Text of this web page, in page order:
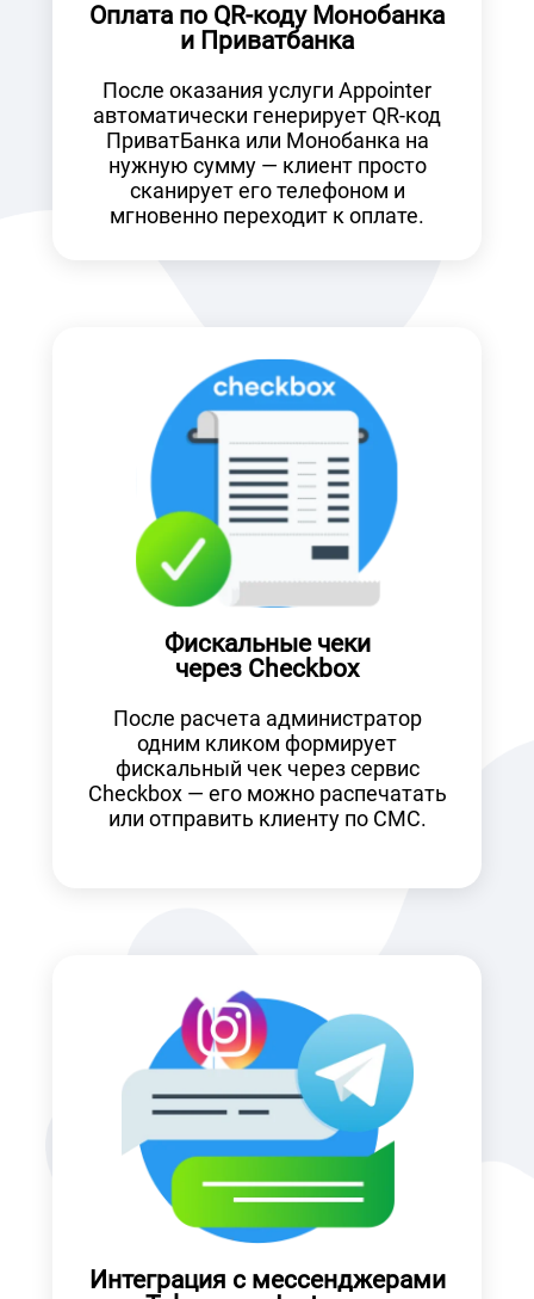
Оплата по QR-коду Монобанка
и Приватбанка
После оказания услуги Appointer
автоматически генерирует QR-код
ПриватБанка или Монобанка на
нужную сумму — клиент просто
сканирует его телефоном и
мгновенно переходит к оплате.
Фискальные чеки
через Checkbox
После расчета администратор
одним кликом формирует
фискальный чек через сервис
Checkbox — его можно распечатать
или отправить клиенту по СМС.
Интеграция с мессенджерами